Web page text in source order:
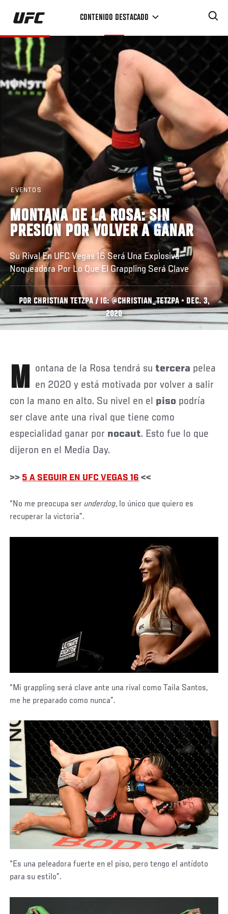
Pasar
contenido
principal
CONTENIDO DESTACADO
EVENTOS
MONTANA DE LA ROSA: SIN
PRESIÓN POR VOLVER A GANAR
Su Rival En UFC Vegas 16 Será Una Explosiva
Noqueadora Por Lo Que El Grappling Será Clave
POR CHRISTIAN TETZPA / IG: @CHRISTIAN_TETZPA • DEC. 3,
2020
Montana de la Rosa tendrá sutercera pelea
en 2020 y está motivada por volver a salir
con la mano en alto. Su nivel en el piso podría
ser clave ante una rival que tiene como
especialidad ganar por nocaut. Esto fue lo que
dijeron en el Media Day.
>> 5 A SEGUIR EN UFC VEGAS 16 <<
Social
Post
“No me preocupa serunderdog, lo único que quiero es
recuperar la victoria”.
“Mi grappling será clave ante una rival como Taila Santos,
me he preparado como nunca”.
“Es una peleadora fuerte en el piso, pero tengo el antídoto
para su estilo”.